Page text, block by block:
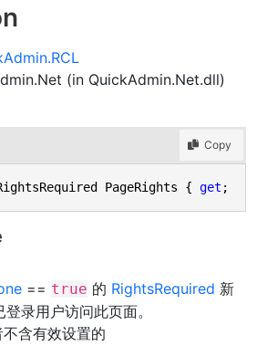
(in QuickAdmin.Net.dll)
Copy
PageRights { get ; }
== true 的 RightsRequired 新
录用户访问此页面。
含有效设置的